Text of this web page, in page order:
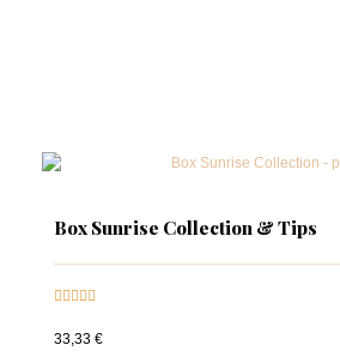
Box Sunrise Collection & Tips

33,33 €